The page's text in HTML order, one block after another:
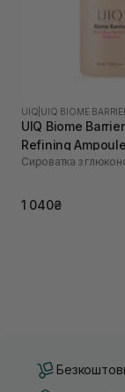
UIQ UIQ BIOME
UIQ Biome
Refining
Cироватка з
1 040₴